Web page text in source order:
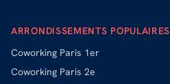
ARRONDISSEMENTS POPULAIRES
Coworking Paris 1er
Coworking Paris 2e